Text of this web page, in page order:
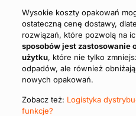
Wysokie koszty opakowań
ostateczną cenę dostawy,
rozwiązań, które pozwolą na
sposobów jest zastosowanie
użytku, które nie tylko
odpadów, ale również
nowych opakowań.
Zobacz też: Logistyka
funkcje?